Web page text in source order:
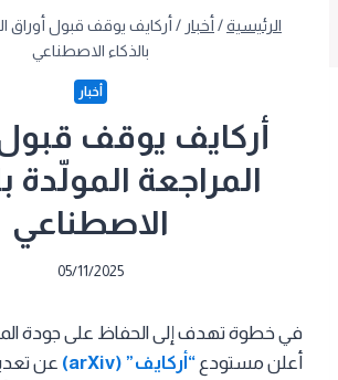
الرئيسية/ أخبار / أركايف يوقف قبول أوراق
بالذكاء الاصطناعي
أخبار
أركايف يوقف قبول
المراجعة المولّدة
الاصطناعي
05/11/2025
في خطوة تهدف إلى الحفاظ على جودة
أعلن مستودع “أركايف” (arXiv)
عن